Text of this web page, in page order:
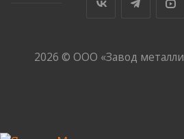
2026 © ООО «Завод